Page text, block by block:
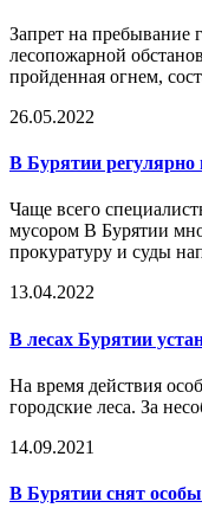
Запрет на пребывание
лесопожарной
пройденная огнем,
26.05.2022
В Бурятии
Чаще всего
мусором В Бурятии
прокуратуру и суды
13.04.2022
В лесах Бурятии
На время действия
городские леса. За
14.09.2021
В Бурятии снят